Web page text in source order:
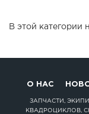
В этой категории
О НАС
ЗАПЧАСТИ,
КВАДРОЦИКЛОВ,